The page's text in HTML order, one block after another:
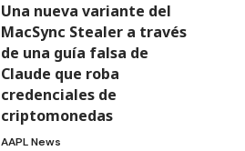
Una nueva variante del
MacSync Stealer a través
de una guía falsa de
Claude que roba
credenciales de
criptomonedas
AAPL News